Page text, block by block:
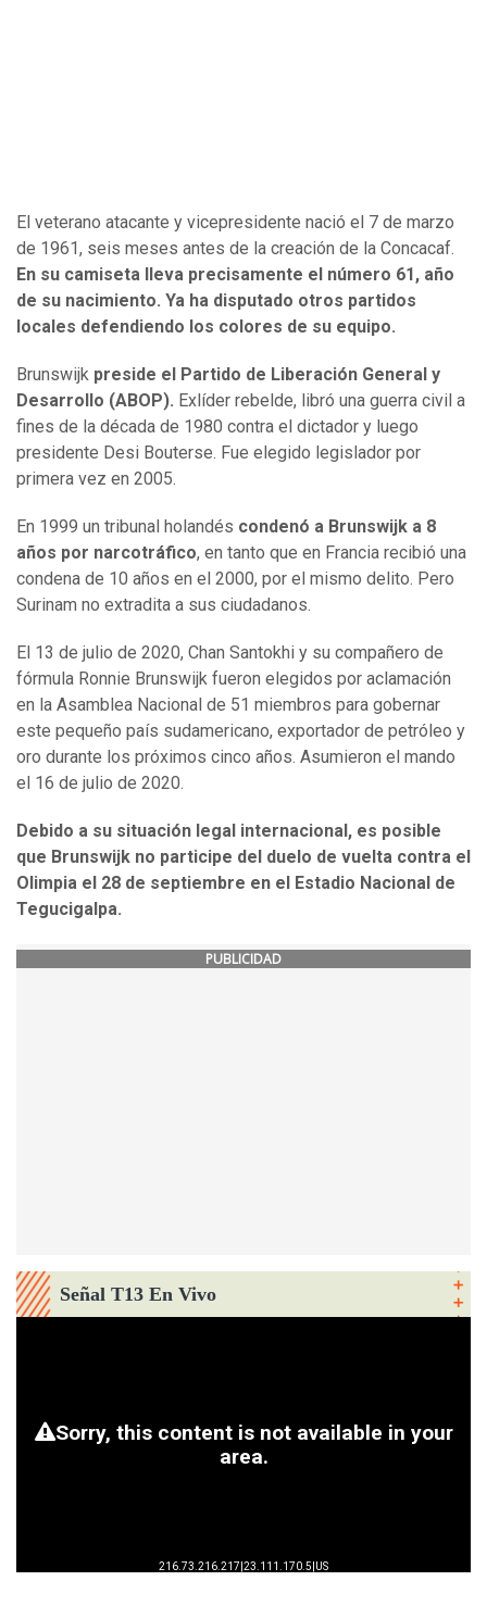
El veterano atacante y vicepresidente nació el 7 de marzo
de 1961, seis meses antes de la creación de la Concacaf.
En su camiseta lleva precisamente el número 61, año
de su nacimiento. Ya ha disputado otros partidos
locales defendiendo los colores de su equipo.
Brunswijk preside el Partido de Liberación General y
Desarrollo (ABOP). Exlíder rebelde, libró una guerra civil a
fines de la década de 1980 contra el dictador y luego
presidente Desi Bouterse. Fue elegido legislador por
primera vez en 2005.
En 1999 un tribunal holandés condenó a Brunswijk a 8
años por narcotráfico, en tanto que en Francia recibió una
condena de 10 años en el 2000, por el mismo delito. Pero
Surinam no extradita a sus ciudadanos.
El 13 de julio de 2020, Chan Santokhi y su compañero de
fórmula Ronnie Brunswijk fueron elegidos por aclamación
en la Asamblea Nacional de 51 miembros para gobernar
este pequeño país sudamericano, exportador de petróleo y
oro durante los próximos cinco años. Asumieron el mando
el 16 de julio de 2020.
Debido a su situación legal internacional, es posible
que Brunswijk no participe del duelo de vuelta contra el
Olimpia el 28 de septiembre en el Estadio Nacional de
Tegucigalpa.
PUBLICIDAD
Señal T13 En Vivo